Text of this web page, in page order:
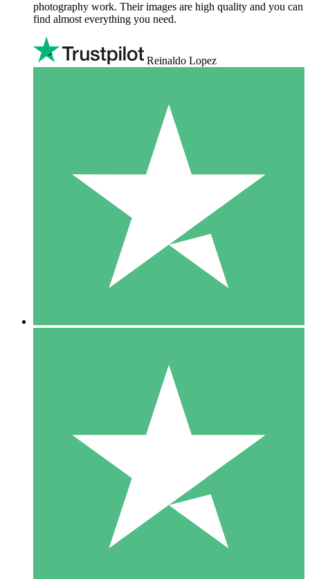
photography work. Their images are high quality and you can
find almost everything you need.
Reinaldo Lopez